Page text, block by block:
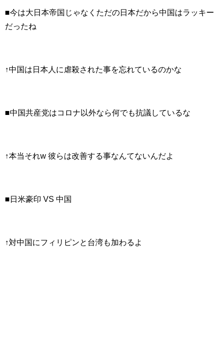
■今は大日本帝国じゃなくただの日本だから中国はラッキー
だったね
↑中国は日本人に虐殺された事を忘れているのかな
■中国共産党はコロナ以外なら何でも抗議しているな
↑本当それw 彼らは改善する事なんてないんだよ
■日米豪印 VS 中国
↑対中国にフィリピンと台湾も加わるよ